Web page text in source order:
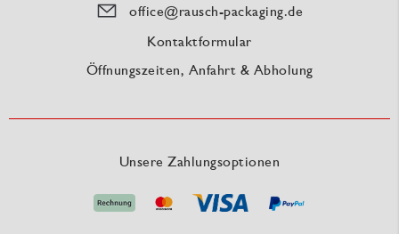
office@rausch-packaging.de
Kontaktformular
Öffnungszeiten, Anfahrt & Abholung
Unsere Zahlungsoptionen